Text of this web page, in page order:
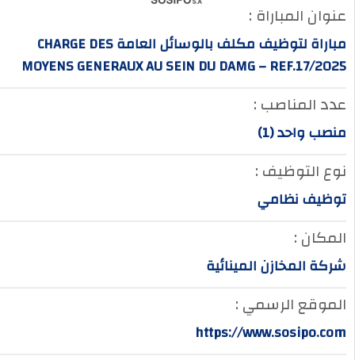
عنوان المباراة :
مباراة لتوظيف مكلف بالوسائل العامة CHARGE DES
MOYENS GENERAUX AU SEIN DU DAMG – REF.17/2025
عدد المناصب :
منصب واحد (1)
نوع التوظيف :
توظيف نظامي
المكان :
شركة المخازن المينائية
الموقع الرسمي :
https://www.sosipo.com